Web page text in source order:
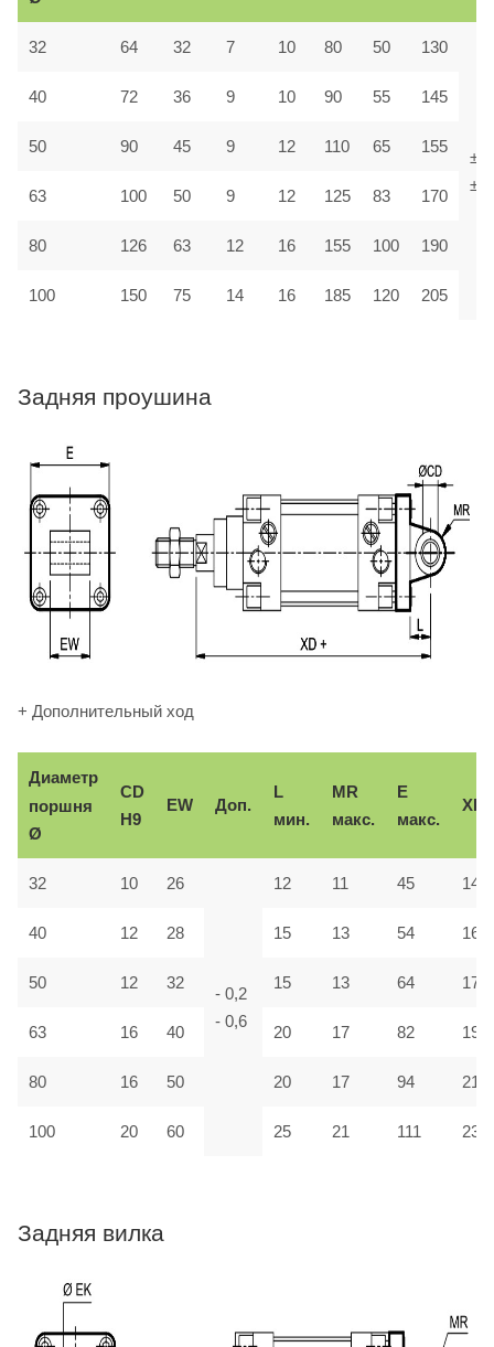
32 64 32 7 10 80 50 130
40 72 36 9 10 90 55 145
50 90 45 9 12 110 65 155
63 100 50 9 12 125 83 170
80 126 63 12 16 155 100 190
100 150 75 14 16 185 120 205
Задняя проушина
+ Дополнительный ход
Диаметр
поршня
Ø
CD
H9
EW Доп.
L
мин.
MR
макс.
E
макс.
XD
32 10 26
- 0,2
- 0,6
12 11 45 142
40 12 28 15 13 54 160
50 12 32 15 13 64 170
63 16 40 20 17 82 190
80 16 50 20 17 94 210
100 20 60 25 21 111 230
Задняя вилка